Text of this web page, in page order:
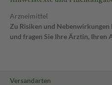
Arzneimittel
Zu Risiken und Nebenwirkungen
und fragen Sie Ihre Ärztin, Ihren
Versandarten